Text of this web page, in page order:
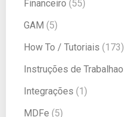
Financeiro (55)
GAM (5)
How To / Tutoriais (173)
Instruções de Trabalhao
Integrações (1)
MDFe (5)